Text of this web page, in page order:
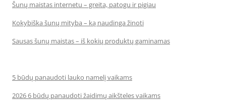
Šunų maistas internetu – greita, patogu ir pigiau
Kokybiška šunų mityba – ką naudinga žinoti
Sausas šunų maistas – iš kokių produktų gaminamas
5 būdų panaudoti lauko namelį vaikams
2026 6 būdų panaudoti žaidimų aikšteles vaikams